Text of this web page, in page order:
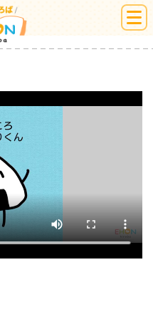
絵本ひろば